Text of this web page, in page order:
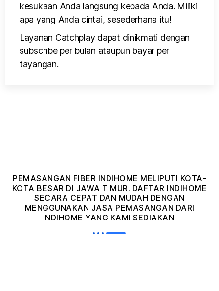
kesukaan Anda langsung kepada Anda. Miliki
apa yang Anda cintai, sesederhana itu!
Layanan Catchplay dapat dinikmati dengan
subscribe per bulan ataupun bayar per
tayangan.
PEMASANGAN FIBER INDIHOME MELIPUTI KOTA-
KOTA BESAR DI JAWA TIMUR. DAFTAR INDIHOME
SECARA CEPAT DAN MUDAH DENGAN
MENGGUNAKAN JASA PEMASANGAN DARI
INDIHOME YANG KAMI SEDIAKAN.